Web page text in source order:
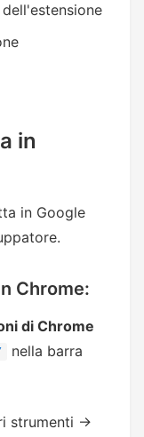
in
in Google
Chrome:
di Chrome
nella barra
strumenti →